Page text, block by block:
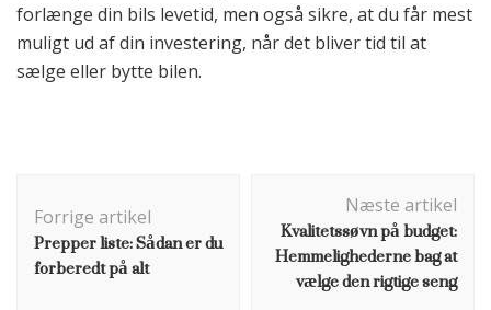
forlænge din bils levetid, men også sikre, at du får mest
muligt ud af din investering, når det bliver tid til at
sælge eller bytte bilen.
Forrige artikel
Prepper liste: Sådan er du
forberedt på alt
Næste artikel
Kvalitetssøvn på budget:
Hemmelighederne bag at
vælge den rigtige seng